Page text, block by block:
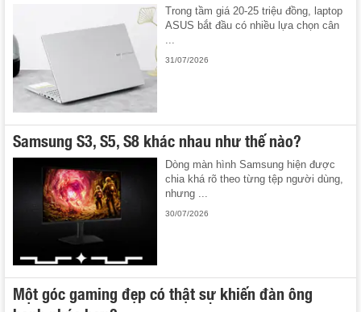
Trong tầm giá 20-25 triệu đồng, laptop
ASUS bắt đầu có nhiều lựa chọn cân
...
31/07/2026
Samsung S3, S5, S8 khác nhau như thế nào?
Dòng màn hình Samsung hiện được
chia khá rõ theo từng tệp người dùng,
nhưng ...
30/07/2026
Một góc gaming đẹp có thật sự khiến đàn ông